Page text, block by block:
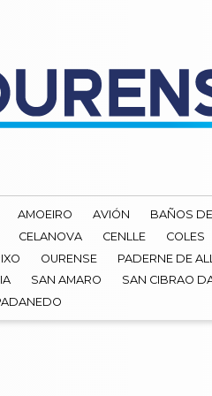
AMOEIRO AVIÓN BAÑOS
CELANOVA CENLLE COLES
OURENSE PADERNE DE
SAN AMARO SAN CIBRAO